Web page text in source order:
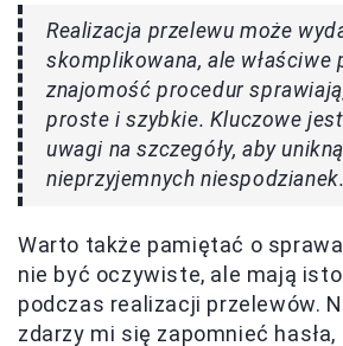
Realizacja przelewu może
skomplikowana, ale właściwe
znajomość procedur
proste i szybkie. Kluczowe
uwagi na szczegóły, aby
nieprzyjemnych niespodzianek.
Warto także pamiętać o
nie być oczywiste, ale mają
podczas realizacji przelewów.
zdarzy mi się zapomnieć hasła,